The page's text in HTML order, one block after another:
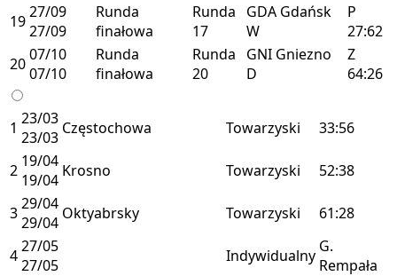
1927/09
27/09
Runda
finałowa
Runda
17
GDA Gdańsk
W
P
27:62
2007/10
07/10
Runda
finałowa
Runda
20
GNI Gniezno
D
Z
64:26
1 23/03
23/03 Częstochowa Towarzyski 33:56
2 19/04
19/04 Krosno Towarzyski 52:38
329/04
29/04 Oktyabrsky Towarzyski 61:28
427/05
27/05
Indywidualny G.
Rempała